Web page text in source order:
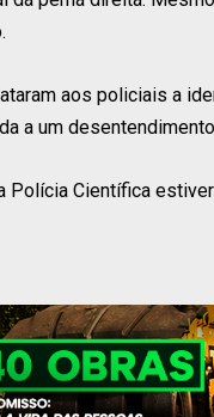
aos policiais a
a um
Polícia Científica